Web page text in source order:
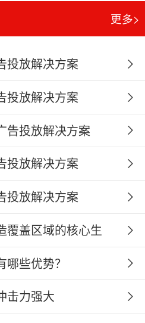
更多>
投放解决方案
投放解决方案
告投放解决方案
投放解决方案
投放解决方案
覆盖区域的核心生
些优势？
击力强大